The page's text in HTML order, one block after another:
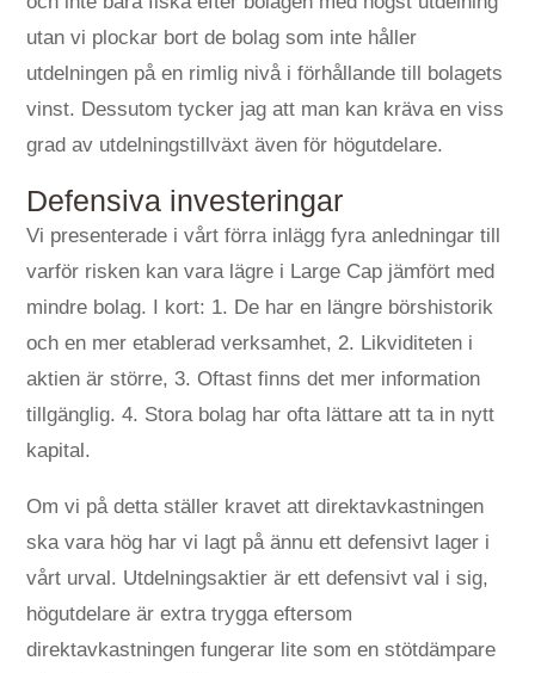
utan vi plockar bort de bolag som inte håller
utdelningen på en rimlig nivå i förhållande till bolagets
vinst. Dessutom tycker jag att man kan kräva en viss
grad av utdelningstillväxt även för högutdelare.
Defensiva investeringar
Vi presenterade i vårt förra inlägg fyra anledningar till
varför risken kan vara lägre i Large Cap jämfört med
mindre bolag. I kort: 1. De har en längre börshistorik
och en mer etablerad verksamhet, 2. Likviditeten i
aktien är större, 3. Oftast finns det mer information
tillgänglig. 4. Stora bolag har ofta lättare att ta in nytt
kapital.
Om vi på detta ställer kravet att direktavkastningen
ska vara hög har vi lagt på ännu ett defensivt lager i
vårt urval. Utdelningsaktier är ett defensivt val i sig,
högutdelare är extra trygga eftersom
direktavkastningen fungerar lite som en stötdämpare